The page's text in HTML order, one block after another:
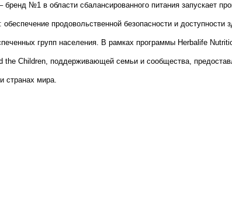
бренд №1 в области сбалансированного питания запускает
продовольственной безопасности и
групп населения. В рамках программы Herbalife
the Children, поддерживающей семьи и сообщества,
странах мира.